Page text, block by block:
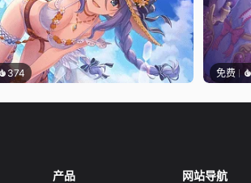
374 免费
产品 网站导航